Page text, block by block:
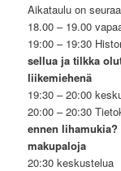
Aikataulu on
18.00 – 19.00
19:00 – 19:30
sellua ja tilkka
liikemiehenä
19:30 – 20:00
20:00 – 20:30
ennen
makupaloja
20:30 keskustelua